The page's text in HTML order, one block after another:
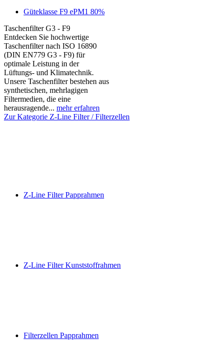
Güteklasse F9 ePM1 80%
Taschenfilter G3 - F9
Entdecken Sie hochwertige
Taschenfilter nach ISO 16890
(DIN EN779 G3 - F9) für
optimale Leistung in der
Lüftungs- und Klimatechnik.
Unsere Taschenfilter bestehen aus
synthetischen, mehrlagigen
Filtermedien, die eine
herausragende... mehr erfahren
Zur Kategorie Z-Line Filter / Filterzellen
Z-Line Filter Papprahmen
Z-Line Filter Kunststoffrahmen
Filterzellen Papprahmen